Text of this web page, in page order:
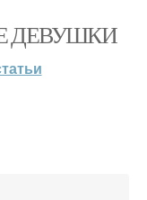
ДЕВУШКИ